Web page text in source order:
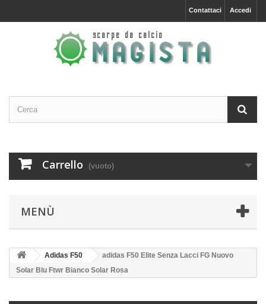
Accedi
Contattaci
Carrello (vuoto)
MENÙ
Adidas F50
adidas F50 Elite Senza Lacci FG Nuovo
Solar Blu Ftwr Bianco Solar Rosa